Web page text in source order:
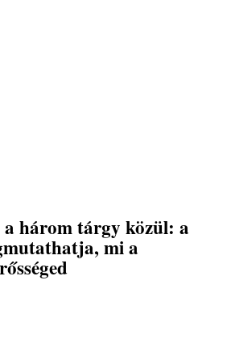
a három tárgy közül: a
mi a